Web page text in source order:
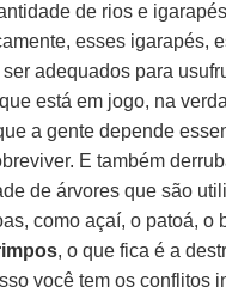
de rios e
esses igarapés,
adequados para
está em jogo, na
a gente depende
E também
de árvores que são
como açaí, o patoá, o
, o que fica é a
você tem os conflitos